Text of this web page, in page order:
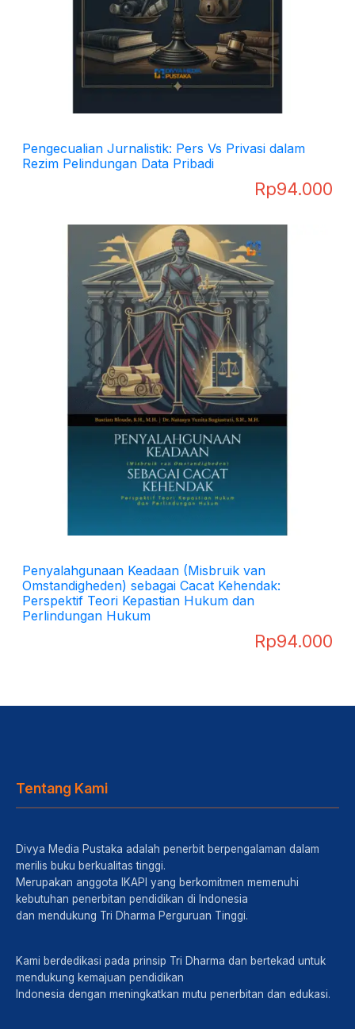
Pengecualian Jurnalistik: Pers Vs Privasi dalam
Rezim Pelindungan Data Pribadi
Rp94.000
Penyalahgunaan Keadaan (Misbruik van
Omstandigheden) sebagai Cacat Kehendak:
Perspektif Teori Kepastian Hukum dan
Perlindungan Hukum
Rp94.000
Tentang Kami
Divya Media Pustaka adalah penerbit berpengalaman dalam
merilis buku berkualitas tinggi.
Merupakan anggota IKAPI yang berkomitmen memenuhi
kebutuhan penerbitan pendidikan di Indonesia
dan mendukung Tri Dharma Perguruan Tinggi.
Kami berdedikasi pada prinsip Tri Dharma dan bertekad untuk
mendukung kemajuan pendidikan
Indonesia dengan meningkatkan mutu penerbitan dan edukasi.